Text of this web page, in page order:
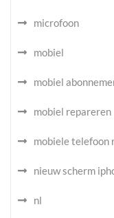
microfoon
mobiel
mobiel
mobiel repareren
mobiele telefoon
nieuw scherm
nl